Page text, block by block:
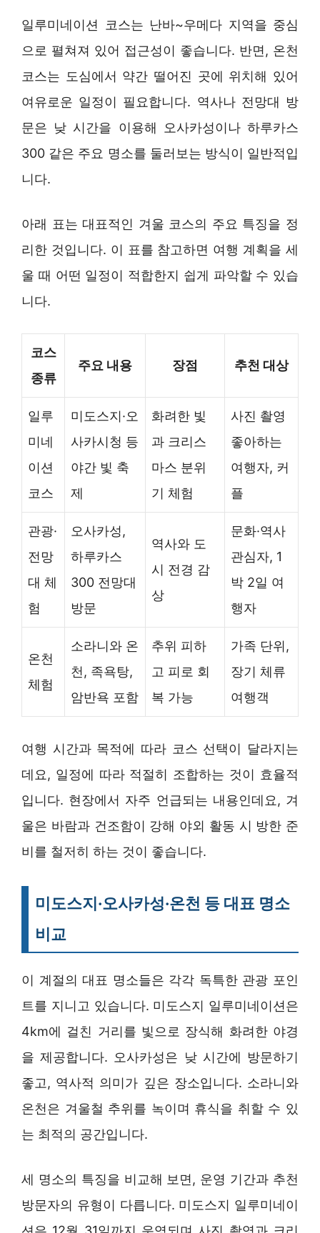
일루미네이션 코스는 난바~우메다 지역을 중심
으로 펼쳐져 있어 접근성이 좋습니다. 반면, 온천
코스는 도심에서 약간 떨어진 곳에 위치해 있어
여유로운 일정이 필요합니다. 역사나 전망대 방
문은 낮 시간을 이용해 오사카성이나 하루카스
300 같은 주요 명소를 둘러보는 방식이 일반적입
니다.
아래 표는 대표적인 겨울 코스의 주요 특징을 정
리한 것입니다. 이 표를 참고하면 여행 계획을 세
울 때 어떤 일정이 적합한지 쉽게 파악할 수 있습
니다.
코스
종류
주요 내용 장점 추천 대상
일루
미네
이션
코스
미도스지·오
사카시청 등
야간 빛 축
제
화려한 빛
과 크리스
마스 분위
기 체험
사진 촬영
좋아하는
여행자, 커
플
관광·
전망
대 체
험
오사카성,
하루카스
300 전망대
방문
역사와 도
시 전경 감
상
문화·역사
관심자, 1
박 2일 여
행자
온천
체험
소라니와 온
천, 족욕탕,
암반욕 포함
추위 피하
고 피로 회
복 가능
가족 단위,
장기 체류
여행객
여행 시간과 목적에 따라 코스 선택이 달라지는
데요, 일정에 따라 적절히 조합하는 것이 효율적
입니다. 현장에서 자주 언급되는 내용인데요, 겨
울은 바람과 건조함이 강해 야외 활동 시 방한 준
비를 철저히 하는 것이 좋습니다.
미도스지·오사카성·온천 등 대표 명소
비교
이 계절의 대표 명소들은 각각 독특한 관광 포인
트를 지니고 있습니다. 미도스지 일루미네이션은
4km에 걸친 거리를 빛으로 장식해 화려한 야경
을 제공합니다. 오사카성은 낮 시간에 방문하기
좋고, 역사적 의미가 깊은 장소입니다. 소라니와
온천은 겨울철 추위를 녹이며 휴식을 취할 수 있
는 최적의 공간입니다.
세 명소의 특징을 비교해 보면, 운영 기간과 추천
방문자의 유형이 다릅니다. 미도스지 일루미네이